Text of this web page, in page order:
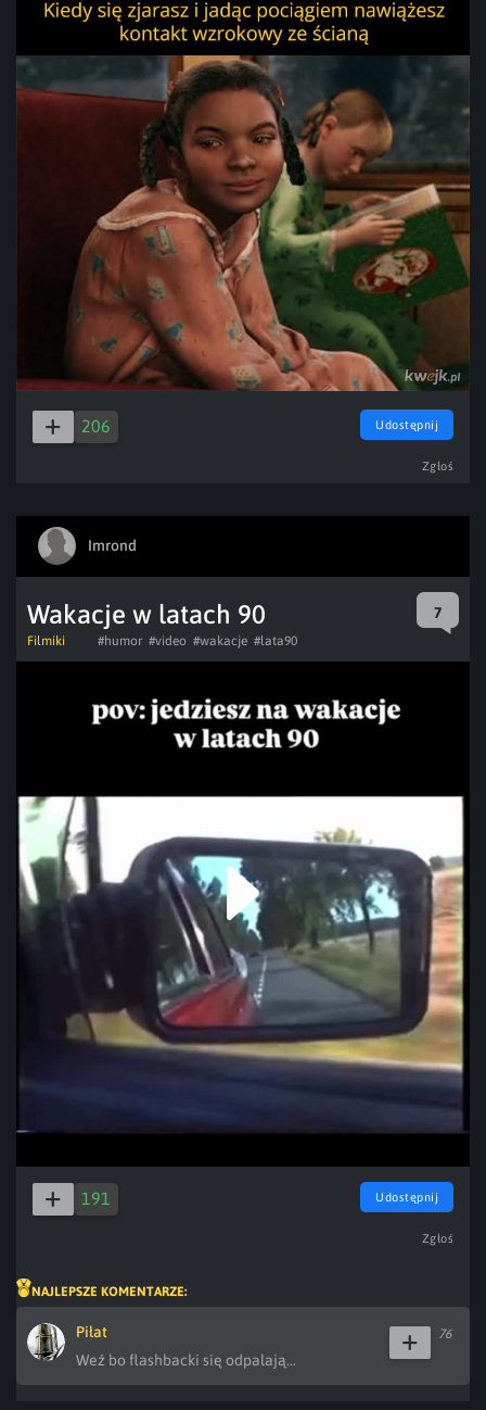
206 Udostępnij
Zgłoś
Imrond
Wakacje w latach 90 7
Filmiki #humor #video #wakacje #lata90
Play
Video
191 Udostępnij
Zgłoś
NAJLEPSZE KOMENTARZE:
Piłat
Weź bo flashbacki się odpalają...
76